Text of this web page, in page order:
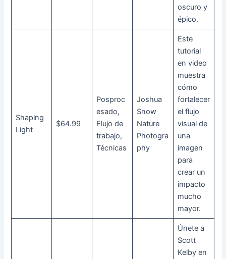
oscuro y
épico.
Shaping
Light
$64.99
Posproc
esado,
Flujo de
trabajo,
Técnicas
Joshua
Snow
Nature
Photogra
phy
Este
tutorial
en video
muestra
cómo
fortalecer
el flujo
visual de
una
imagen
para
crear un
impacto
mucho
mayor.
Únete a
Scott
Kelby en